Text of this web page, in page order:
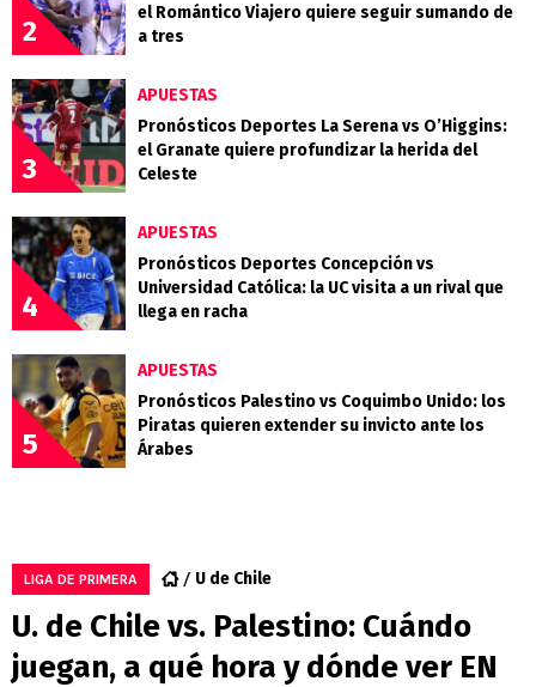
2
el Romántico Viajero quiere seguir sumando de
a tres
3
APUESTAS
Pronósticos Deportes La Serena vs O’Higgins:
el Granate quiere profundizar la herida del
Celeste
4
APUESTAS
Pronósticos Deportes Concepción vs
Universidad Católica: la UC visita a un rival que
llega en racha
5
APUESTAS
Pronósticos Palestino vs Coquimbo Unido: los
Piratas quieren extender su invicto ante los
Árabes
LIGA DE PRIMERA U de Chile
U. de Chile vs. Palestino: Cuándo
juegan, a qué hora y dónde ver EN